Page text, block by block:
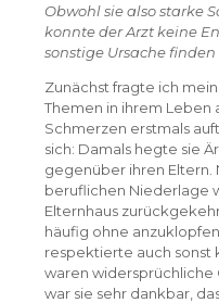
Obwohl sie also starke
konnte der Arzt keine
sonstige Ursache finden
Zunächst fragte ich
Themen in ihrem Leben
Schmerzen erstmals
sich: Damals hegte sie
gegenüber ihren Eltern.
beruflichen Niederlage
Elternhaus
häufig ohne
respektierte auch sonst
waren widersprüchliche
war sie sehr dankbar,